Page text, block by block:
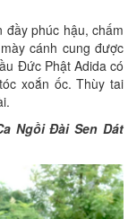
phúc hậu, chấm
cánh cung được
Đức Phật Adida có
xoắn ốc. Thùy tai
Ngồi Đài Sen Dát